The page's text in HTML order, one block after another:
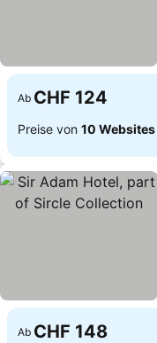
Ab CHF 124
Preise von 10 Websites
Ab CHF 148